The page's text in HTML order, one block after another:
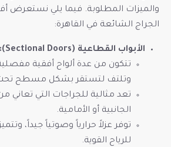
والميزات المطلوبة. فيما يلي نستعرض
الجراج الشائعة في القاهرة:
الأبواب القطاعية (Sectional Doors):
تتكون من عدة ألواح أفقية مفصلية
وتلتف لتستقر بشكل مسطح
تعد مثالية للجراجات التي
الجانبية أو الأمامية.
توفر عزلاً حرارياً وصوتياً جيداً،
للرياح القوية.